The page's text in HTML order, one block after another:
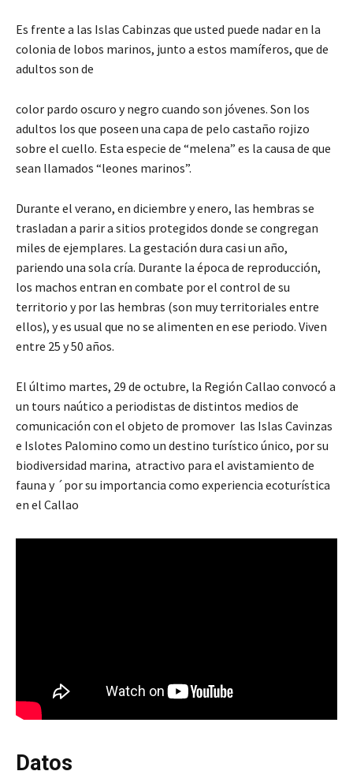
Es frente a las Islas Cabinzas que usted puede nadar en la
colonia de lobos marinos, junto a estos mamíferos, que de
adultos son de
color pardo oscuro y negro cuando son jóvenes. Son los
adultos los que poseen una capa de pelo castaño rojizo
sobre el cuello. Esta especie de “melena” es la causa de que
sean llamados “leones marinos”.
Durante el verano, en diciembre y enero, las hembras se
trasladan a parir a sitios protegidos donde se congregan
miles de ejemplares. La gestación dura casi un año,
pariendo una sola cría. Durante la época de reproducción,
los machos entran en combate por el control de su
territorio y por las hembras (son muy territoriales entre
ellos), y es usual que no se alimenten en ese periodo. Viven
entre 25 y 50 años.
El último martes, 29 de octubre, la Región Callao convocó a
un tours naútico a periodistas de distintos medios de
comunicación con el objeto de promover las Islas Cavinzas
e Islotes Palomino como un destino turístico único, por su
biodiversidad marina, atractivo para el avistamiento de
fauna y ´por su importancia como experiencia ecoturística
en el Callao
Datos